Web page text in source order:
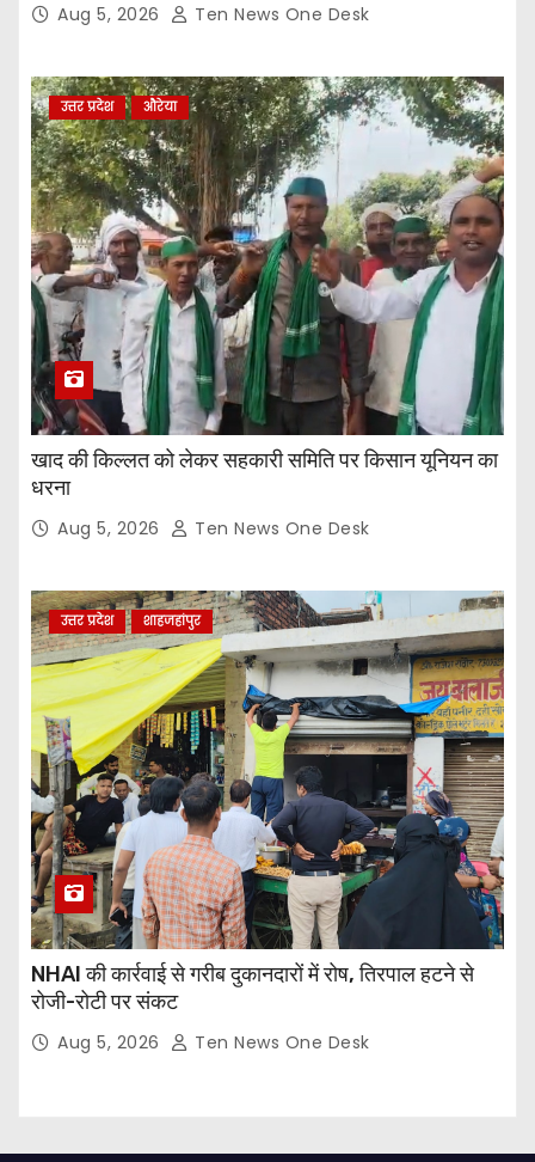
Aug 5, 2026 Ten News One Desk
उत्तर प्रदेश औरेया
खाद की किल्लत को लेकर सहकारी समिति पर किसान यूनियन का
धरना
Aug 5, 2026 Ten News One Desk
उत्तर प्रदेश शाहजहांपुर
NHAI की कार्रवाई से गरीब दुकानदारों में रोष, तिरपाल हटने से
रोजी-रोटी पर संकट
Aug 5, 2026 Ten News One Desk